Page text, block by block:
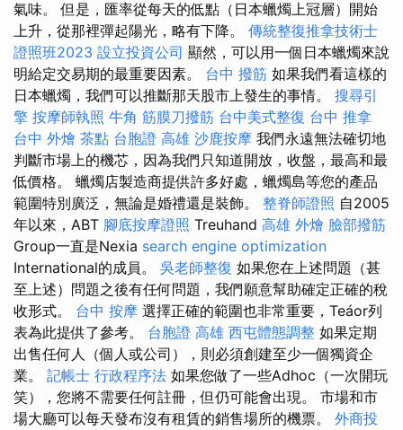
氣味。 但是，匯率從每天的低點（日本蠟燭上冠層）開始
上升，從那裡彈起陽光，略有下降。 傳統整復推拿技術士
證照班2023 設立投資公司 顯然，可以用一個日本蠟燭來說
明給定交易期的最重要因素。 台中 撥筋 如果我們看這樣的
日本蠟燭，我們可以推斷那天股市上發生的事情。 搜尋引
擎 按摩師執照 牛角 筋膜刀撥筋 台中美式整復 台中 推拿
台中 外燴 茶點 台胞證 高雄 沙鹿按摩 我們永遠無法確切地
判斷市場上的機芯，因為我們只知道開放，收盤，最高和最
低價格。 蠟燭店製造商提供許多好處，蠟燭島等您的產品
範圍特別廣泛，無論是婚禮還是裝飾。 整脊師證照 自2005
年以來，ABT 腳底按摩證照 Treuhand 高雄 外燴 臉部撥筋
Group一直是Nexia search engine optimization
International的成員。 吳老師整復 如果您在上述問題（甚
至上述）問題之後有任何問題，我們願意幫助確定正確的稅
收形式。 台中 按摩 選擇正確的範圍也非常重要，Teáor列
表為此提供了參考。 台胞證 高雄 西屯體態調整 如果定期
出售任何人（個人或公司），則必須創建至少一個獨資企
業。 記帳士 行政程序法 如果您做了一些Adhoc（一次開玩
笑），您將不需要任何註冊，但仍可能會出現。 市場和市
場大廳可以每天發布沒有租賃的銷售場所的機票。 外商投